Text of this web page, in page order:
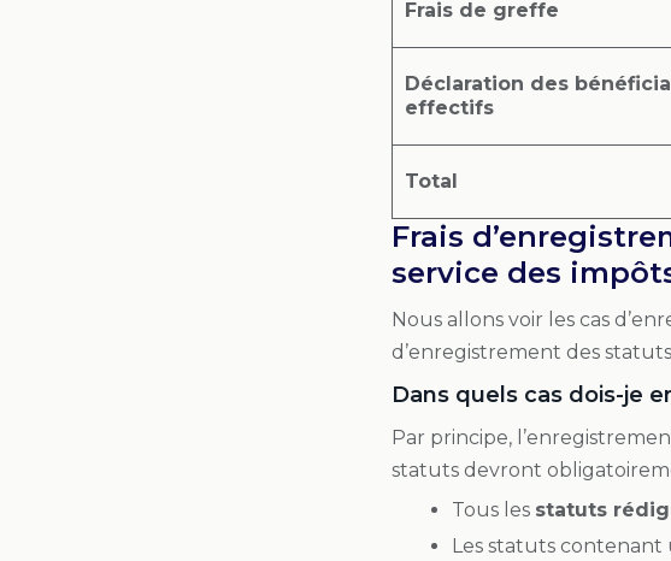
Frais de greffe
Déclaration des
effectifs
Total
Frais
service des
Nous allons voir les cas
d’enregistrement des
Dans quels cas dois-je
Par principe,
statuts devront
Tous les statuts
Les statuts contenant